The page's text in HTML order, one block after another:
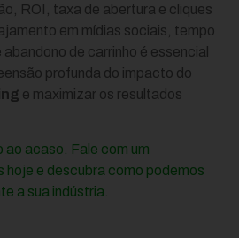
ROI, taxa de abertura e cliques
em mídias sociais, tempo
de carrinho é essencial
profunda do impacto do
e maximizar os resultados
ao acaso. Fale com um
hoje e descubra como podemos
a sua indústria.